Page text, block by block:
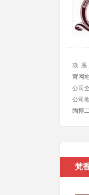
联 系
官网
公司
公司
陶博
梵